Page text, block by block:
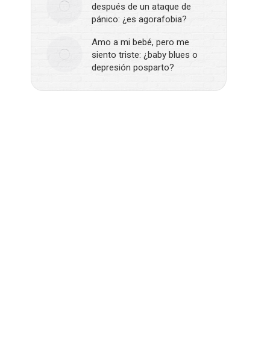
después de un ataque de
pánico: ¿es agorafobia?
Amo a mi bebé, pero me
siento triste: ¿baby blues o
depresión posparto?